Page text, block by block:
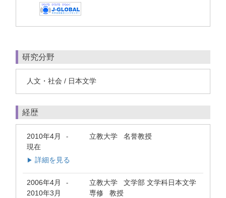
研究分野
人文・社会 / 日本文学
経歴
2010年4月 -
現在
立教大学 名誉教授
▶ 詳細を見る
2006年4月 -
2010年3月
立教大学 文学部 文学科日本文学
専修 教授